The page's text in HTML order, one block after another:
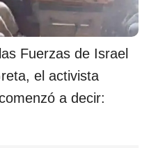
Fuerzas de Israel
el activista
a decir: